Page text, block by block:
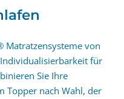
Matratzensysteme von
für
Sie Ihre
Topper nach Wahl, der